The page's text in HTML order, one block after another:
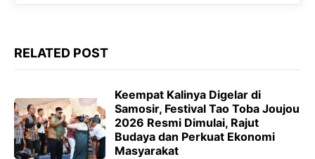
RELATED POST
Keempat Kalinya Digelar di
Samosir, Festival Tao Toba Joujou
2026 Resmi Dimulai, Rajut
Budaya dan Perkuat Ekonomi
Masyarakat